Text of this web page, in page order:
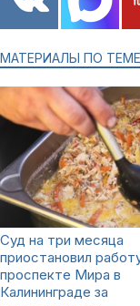
МАТЕРИАЛЫ ПО ТЕМЕ
Суд на три месяца
приостановил
проспекте Мира в
Калининграде за